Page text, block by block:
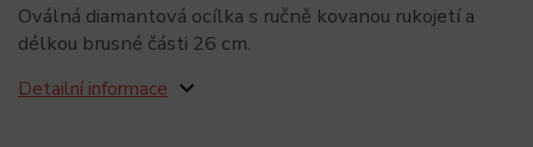
Oválná diamantová ocílka s ručně kovanou rukojetí a
délkou brusné části 26 cm.
Detailní informace